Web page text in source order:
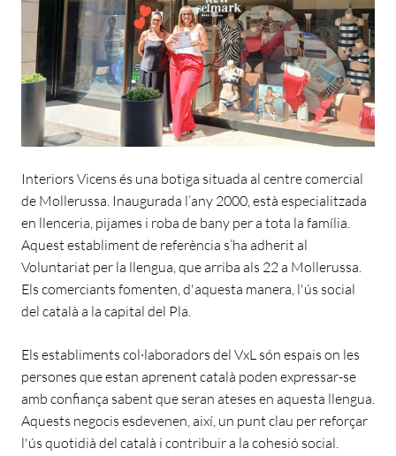
Interiors Vicens és una botiga situada al centre comercial
de Mollerussa. Inaugurada l’any 2000, està especialitzada
en llenceria, pijames i roba de bany per a tota la família.
Aquest establiment de referència s’ha adherit al
Voluntariat per la llengua, que arriba als 22 a Mollerussa.
Els comerciants fomenten, d'aquesta manera, l'ús social
del català a la capital del Pla.
Els establiments col·laboradors del VxL són espais on les
persones que estan aprenent català poden expressar-se
amb confiança sabent que seran ateses en aquesta llengua.
Aquests negocis esdevenen, així, un punt clau per reforçar
l'ús quotidià del català i contribuir a la cohesió social.